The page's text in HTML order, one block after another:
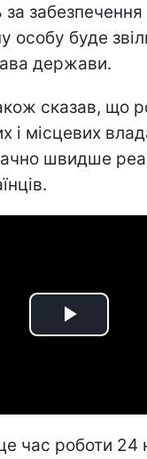
за
особу буде
держави.
сказав, що
і місцевих
швидше
Play
час роботи 24